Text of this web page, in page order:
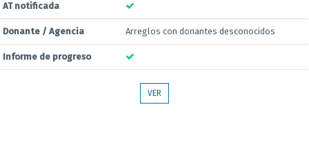
AT notificada
Donante / Agencia Arreglos con donantes desconocidos
Informe de progreso
VER